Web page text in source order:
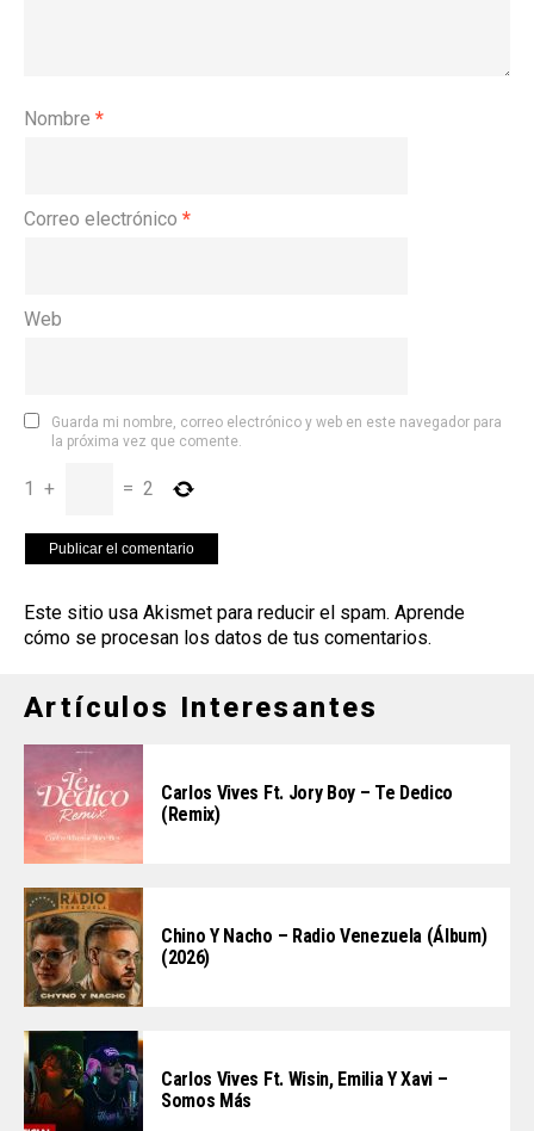
Nombre *
Correo electrónico *
Web
Guarda mi nombre, correo electrónico y web en este navegador para
la próxima vez que comente.
1 + = 2
Este sitio usa Akismet para reducir el spam. Aprende
cómo se procesan los datos de tus comentarios.
Artículos Interesantes
Carlos Vives Ft. Jory Boy – Te Dedico
(Remix)
Chino Y Nacho – Radio Venezuela (Álbum)
(2026)
Carlos Vives Ft. Wisin, Emilia Y Xavi –
Somos Más